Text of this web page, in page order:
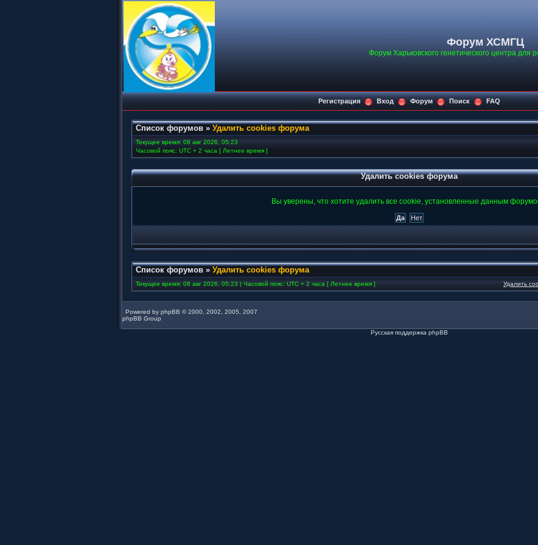
Форум ХСМГЦ
Форум Харьковского генетического центра для
Регистрация Вход Форум Поиск FAQ
Список форумов » Удалить cookies форума
Текущее время: 08 авг 2026, 05:23
Часовой пояс: UTC + 2 часа [ Летнее время ]
Удалить cookies форума
Вы уверены, что хотите удалить все cookie, установленные данным
Список форумов » Удалить cookies форума
Текущее время: 08 авг 2026, 05:23 | Часовой пояс: UTC + 2 часа [ Летнее время ] Удалить
Powered by phpBB © 2000, 2002, 2005, 2007
phpBB Group
Русская поддержка phpBB